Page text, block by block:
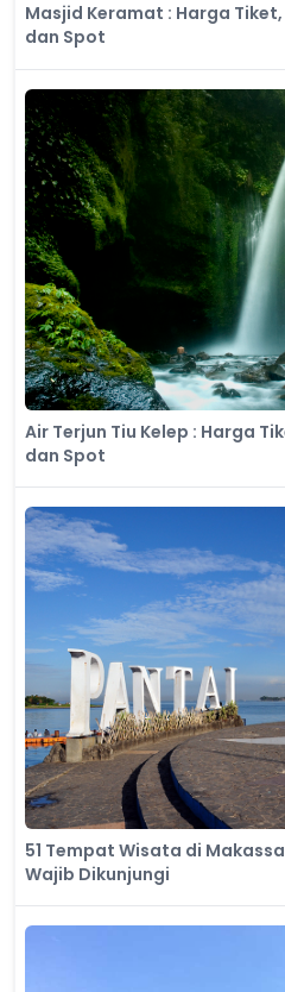
Masjid Keramat : Harga
dan Spot
Air Terjun Tiu Kelep : Harga
dan Spot
51 Tempat Wisata di
Wajib Dikunjungi